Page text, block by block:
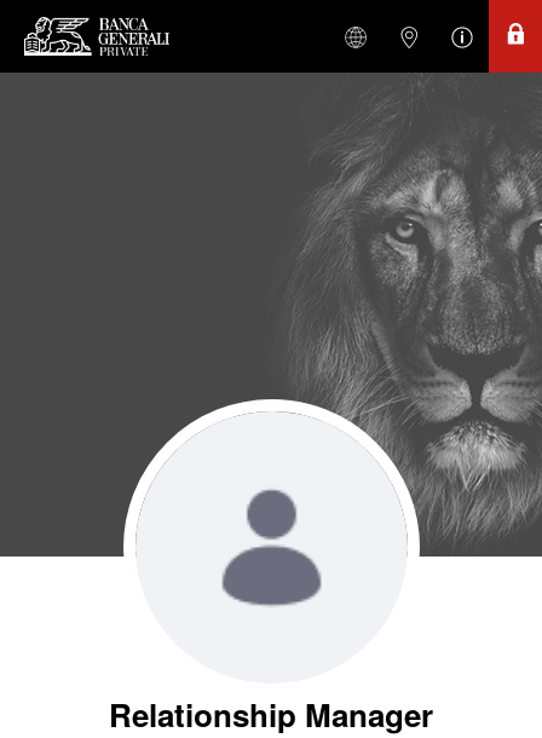
Relationship Manager